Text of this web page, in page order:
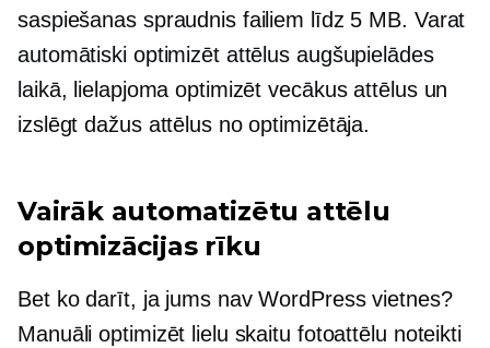
saspiešanas spraudnis failiem līdz 5 MB. Varat
automātiski optimizēt attēlus augšupielādes
laikā, lielapjoma optimizēt vecākus attēlus un
izslēgt dažus attēlus no optimizētāja.
Vairāk automatizētu attēlu
optimizācijas rīku
Bet ko darīt, ja jums nav WordPress vietnes?
Manuāli optimizēt lielu skaitu fotoattēlu noteikti